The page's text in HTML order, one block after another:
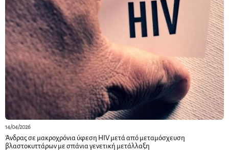
14/04/2026
Άνδρας σε μακροχρόνια ύφεση HIV μετά από μεταμόσχευση
βλαστοκυττάρων με σπάνια γενετική μετάλλαξη